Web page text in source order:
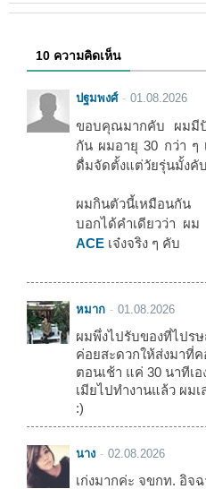
10 ความคิดเห็น
ปฐมพงศ์ 01.08.2026
ขอบคุณมากคับ ผมมีปั
กัน ผมอายุ 30 กว่า ๆ
ดื่มจัดตั้งแต่วัยรุ่นมั้งคั
ผมกินตัวนี้เหมือนกัน
บอกได้คำเดียวว่า ผม
ACE เจ๋งจริง ๆ คับ
หมาก 01.08.2026
ผมพึ่งไปรับของที่ไปรษ
ค่อยสะดวกให้ส่งมาที่
ตอนเช้า แค่ 30 นาทีเ
เมียไปทำงานแล้ว ผม
:)
นาง 02.08.2026
เก่งมากค่ะ จขกท. อิจ